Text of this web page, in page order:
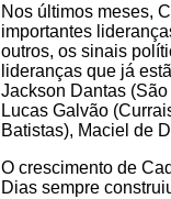
Nos últimos meses,
importantes
outros, os sinais
lideranças que já
Jackson Dantas
Lucas Galvão
Batistas), Maciel de
O crescimento de
Dias sempre